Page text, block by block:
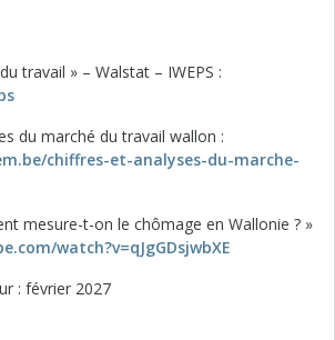
travail » – Walstat – IWEPS :
du marché du travail wallon :
chiffres-et-analyses-du-marche-
mesure-t-on le chômage en Wallonie ? »
watch?v=qJgGDsjwbXE
: février 2027